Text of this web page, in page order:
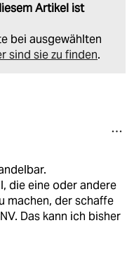
Artikel ist
bei ausgewählten
sind sie zu finden.
die eine oder andere
machen, der schaffe
Das kann ich bisher